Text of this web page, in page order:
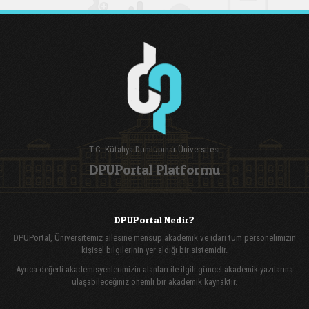
T.C. Kütahya Dumlupınar Üniversitesi
DPUPortal Platformu
DPUPortal Nedir?
DPUPortal, Üniversitemiz ailesine mensup akademik ve idari tüm personelimizin
kişisel bilgilerinin yer aldığı bir sistemidir.
Ayrıca değerli akademisyenlerimizin alanları ile ilgili güncel akademik yazılarına
ulaşabileceğiniz önemli bir akademik kaynaktır.